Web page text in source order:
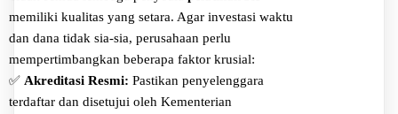
memiliki kualitas yang setara. Agar investasi waktu
dan dana tidak sia-sia, perusahaan perlu
mempertimbangkan beberapa faktor krusial:
✅ Akreditasi Resmi: Pastikan penyelenggara
terdaftar dan disetujui oleh Kementerian